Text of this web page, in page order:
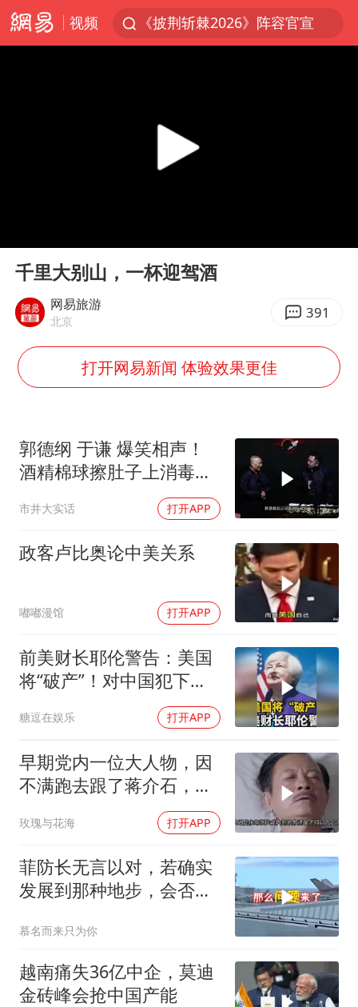
视频
《披荆斩棘2026》阵容官宣
美将每月供乌爱国者拦截导弹
白海豚北上或致京津冀暴雨
国足U17与阿森纳决赛取消 并列冠军
上门女婿出轨女邻居多年被判重婚罪
韩军前线部队连曝丑闻
云南一男子胃中取出180颗铁钉
奋力开创中国式现代化建设新局面
Play
千里大别山，一杯迎驾酒
网易旅游
北京 391
打开网易新闻 体验效果更佳
郭德纲 于谦 爆笑相声！
酒精棉球擦肚子上消毒，
拿云南白药擦刀，是不是
擦反了？
市井大实话 打开APP
政客卢比奥论中美关系
嘟嘟漫馆 打开APP
前美财长耶伦警告：美国
将“破产”！对中国犯下两
糖逗在娱乐 打开APP
早期党内一位大人物，因
不满跑去跟了蒋介石，不
玫瑰与花海 打开APP
菲防长无言以对，若确实
发展到那种地步，会否上
慕名而来只为你
越南痛失36亿中企，莫迪
金砖峰会抢中国产能